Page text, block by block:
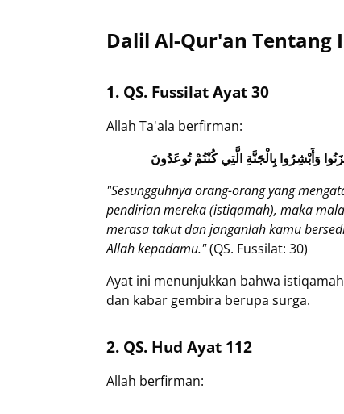
Dalil Al-Qur'an Tentang
1. QS. Fussilat Ayat 30
Allah Ta'ala berfirman:
وَأَبْشِرُوا بِالْجَنَّةِ الَّتِي كُنْتُمْ تُوعَدُونَ
"Sesungguhnya orang-orang yang
pendirian mereka (istiqamah), maka
merasa takut dan janganlah kamu
Allah kepadamu."(QS. Fussilat: 30)
Ayat ini menunjukkan bahwa
dan kabar gembira berupa surga.
2. QS. Hud Ayat 112
Allah berfirman: